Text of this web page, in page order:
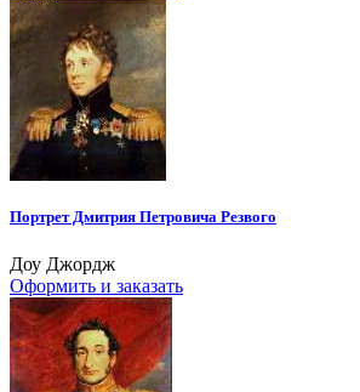
Портрет Дмитрия Петровича Резвого
Доу Джордж
Оформить и заказать